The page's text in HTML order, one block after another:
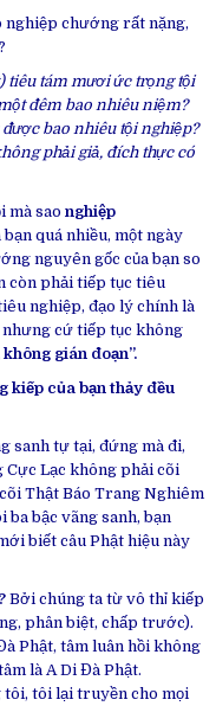
nghiệp chướng rất nặng,
tiêu tám mươi ức trọng tội
đêm bao nhiêu niệm?
bao nhiêu tội nghiệp?
phải giả, đích thực có
mà sao nghiệp
quá nhiều, một ngày
nguyên gốc của bạn so
còn phải tiếp tục tiêu
nghiệp, đạo lý chính là
cứ tiếp tục không
gián đoạn”.
kiếp của bạn thảy đều
sanh tự tại, đứng mà đi,
Cực Lạc không phải cõi
Thật Báo Trang Nghiêm
bậc vãng sanh, bạn
biết câu Phật hiệu này
Bởi chúng ta từ vô thỉ kiếp
phân biệt, chấp trước).
Phật, tâm luân hồi không
là A Di Đà Phật.
tôi, tôi lại truyền cho mọi